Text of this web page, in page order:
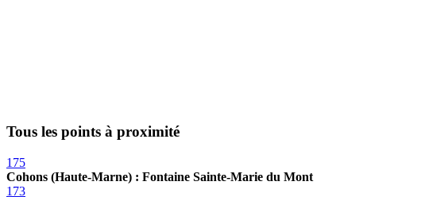
Tous les points à proximité
175
Cohons (Haute-Marne) : Fontaine Sainte-Marie du Mont
173